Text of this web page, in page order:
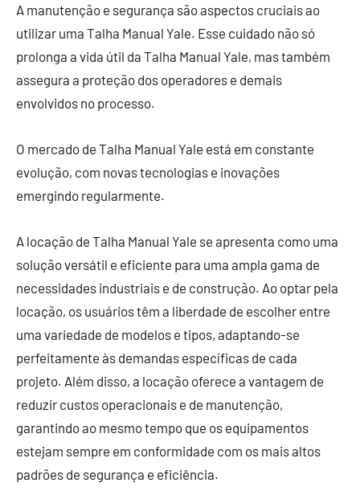
A manutenção e segurança são aspectos cruciais ao
utilizar uma Talha Manual Yale. Esse cuidado não só
prolonga a vida útil da Talha Manual Yale, mas também
assegura a proteção dos operadores e demais
envolvidos no processo.
O mercado de Talha Manual Yale está em constante
evolução, com novas tecnologias e inovações
emergindo regularmente.
A locação de Talha Manual Yale se apresenta como uma
solução versátil e eficiente para uma ampla gama de
necessidades industriais e de construção. Ao optar pela
locação, os usuários têm a liberdade de escolher entre
uma variedade de modelos e tipos, adaptando-se
perfeitamente às demandas específicas de cada
projeto. Além disso, a locação oferece a vantagem de
reduzir custos operacionais e de manutenção,
garantindo ao mesmo tempo que os equipamentos
estejam sempre em conformidade com os mais altos
padrões de segurança e eficiência.